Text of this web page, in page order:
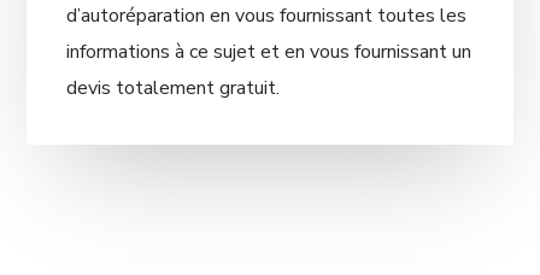
d’autoréparation en vous fournissant toutes les
informations à ce sujet et en vous fournissant un
devis totalement gratuit.